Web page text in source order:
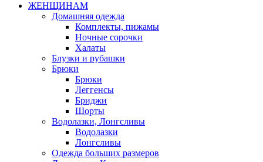
ЖЕНЩИНАМ
Домашняя одежда
Комплекты, пижамы
Ночные сорочки
Халаты
Блузки и рубашки
Брюки
Брюки
Леггенсы
Бриджи
Шорты
Водолазки, Лонгсливы
Водолазки
Лонгсливы
Одежда больших размеров